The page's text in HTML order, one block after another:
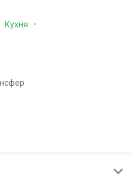
Кухня